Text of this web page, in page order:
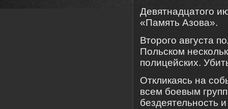
Девятнадцатого
«Память Азова».
Второго августа
Польском
полицейских.
Откликаясь на
всем боевым
бездеятельность